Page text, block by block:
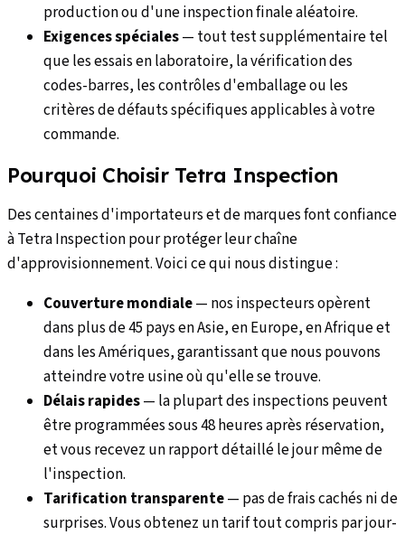
production ou d'une inspection finale aléatoire.
Exigences spéciales— tout test supplémentaire tel
que les essais en laboratoire, la vérification des
codes-barres, les contrôles d'emballage ou les
critères de défauts spécifiques applicables à votre
commande.
Pourquoi Choisir Tetra Inspection
Des centaines d'importateurs et de marques font confiance
à Tetra Inspection pour protéger leur chaîne
d'approvisionnement. Voici ce qui nous distingue :
Couverture mondiale— nos inspecteurs opèrent
dans plus de 45 pays en Asie, en Europe, en Afrique et
dans les Amériques, garantissant que nous pouvons
atteindre votre usine où qu'elle se trouve.
Délais rapides— la plupart des inspections peuvent
être programmées sous 48 heures après réservation,
et vous recevez un rapport détaillé le jour même de
l'inspection.
Tarification transparente— pas de frais cachés ni de
surprises. Vous obtenez un tarif tout compris par jour-